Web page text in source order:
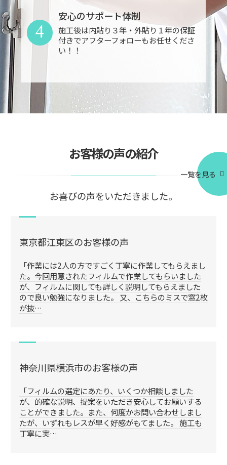
安心のサポート体制
施工後は内貼り３年・外貼り１年の保証
付きでアフターフォローもお任せくださ
い！！
4
お客様の声の紹介
お喜びの声をいただきました。
一覧を見る
東京都江東区のお客様の声
「作業には2人の方ですごく丁寧に作業してもらえまし
た。今回用意されたフィルムで作業してもらいました
が、フィルムに関しても詳しく説明してもらえました
ので良い勉強になりました。 又、こちらのミスで窓2枚
が抜…
神奈川県横浜市のお客様の声
「フィルムの選定にあたり、いくつか相談しました
が、的確な説明、提案をいただき安心してお願いする
ことができました。また、何度かお問い合わせしまし
たが、いずれもレスが早く好感がもてました。 施工も
丁寧に実…